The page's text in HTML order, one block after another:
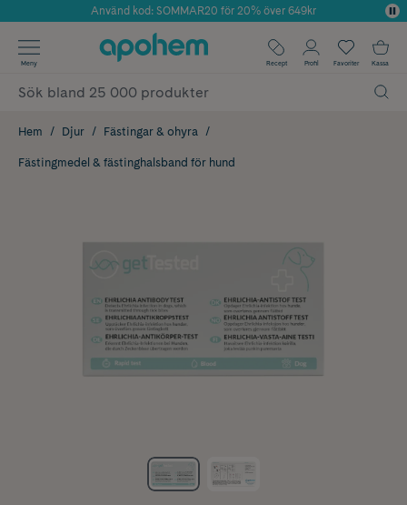
Årets Butik 2025 inom Skönhet
Använd kod: SOMMAR20 för 20% över 649kr
✓ Fri frakt
✓ Poäng på alla köp*
Meny Recept Profil Favoriter Kassa
Hem Djur Fästingar & ohyra
Fästingmedel & fästinghalsband för hund